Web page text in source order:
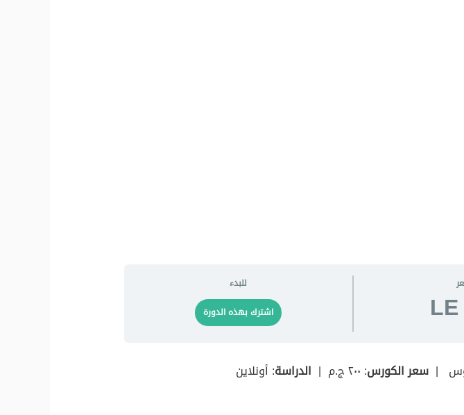
للبدء
اشترك بهذه الدورة
| سعر الكورس: ٢٠٠ ج.م | الدراسة: أونلاين